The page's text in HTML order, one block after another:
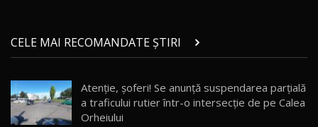
21
Micul BYD Dolphin Surf / Test Drive
AutoBlog.MD
16:59
22
Noua Mazda 6e / Test Drive AutoBlog.MD
26:59
CELE MAI RECOMANDATE ȘTIRI
Atenție, șoferi! Se anunță suspendarea parțială
a traficului rutier într-o intersecţie de pe Calea
Orheiului